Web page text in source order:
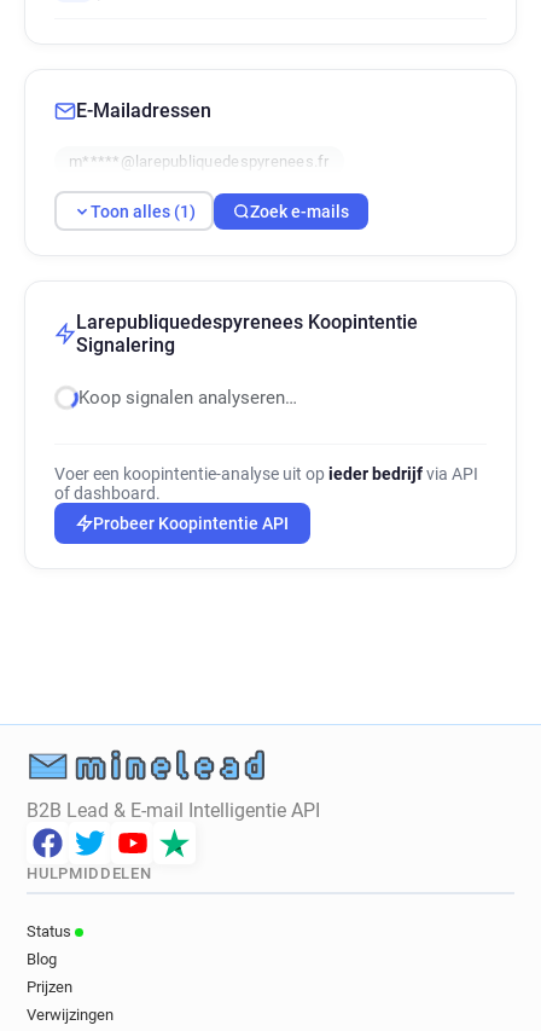
E-Mailadressen
m*****@larepubliquedespyrenees.fr
Toon alles (1) Zoek e-mails
Larepubliquedespyrenees Koopintentie
Signalering
Koop signalen analyseren…
Voer een koopintentie-analyse uit op ieder bedrijfvia API
of dashboard.
Probeer Koopintentie API
B2B Lead & E-mail Intelligentie API
HULPMIDDELEN
Status
Blog
Prijzen
Verwijzingen